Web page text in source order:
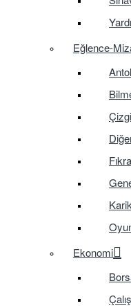
Eğlence-
Fıkra
Ekonomi